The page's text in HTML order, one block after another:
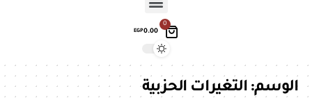
0
EGP0.00
الوسم:التغيرات الحزبية